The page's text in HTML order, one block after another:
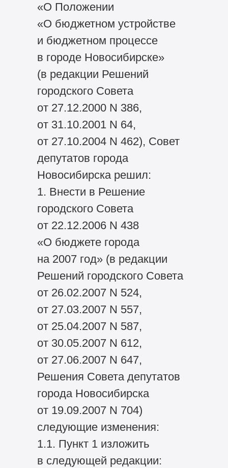
«О Положении
«О бюджетном устройстве
и бюджетном процессе
в городе Новосибирске»
(в редакции Решений
городского Совета
от 27.12.2000 N 386,
от 31.10.2001 N 64,
от 27.10.2004 N 462), Совет
депутатов города
Новосибирска решил:
1. Внести в Решение
городского Совета
от 22.12.2006 N 438
«О бюджете города
на 2007 год» (в редакции
Решений городского Совета
от 26.02.2007 N 524,
от 27.03.2007 N 557,
от 25.04.2007 N 587,
от 30.05.2007 N 612,
от 27.06.2007 N 647,
Решения Совета депутатов
города Новосибирска
от 19.09.2007 N 704)
следующие изменения:
1.1. Пункт 1 изложить
в следующей редакции: